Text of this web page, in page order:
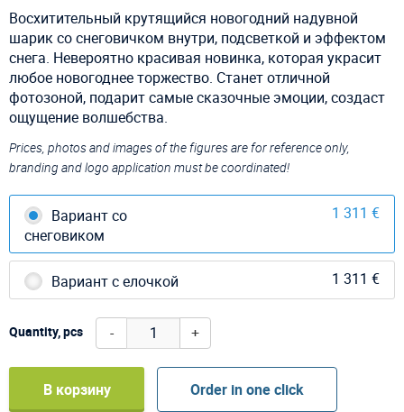
Восхитительный крутящийся новогодний надувной
шарик со снеговичком внутри, подсветкой и эффектом
снега. Невероятно красивая новинка, которая украсит
любое новогоднее торжество. Станет отличной
фотозоной, подарит самые сказочные эмоции, создаст
ощущение волшебства.
Prices, photos and images of the figures are for reference only,
branding and logo application must be coordinated!
Вариант со
снеговиком
1 311 €
Вариант с елочкой 1 311 €
Quantity, pcs - +
В корзину Order in one click